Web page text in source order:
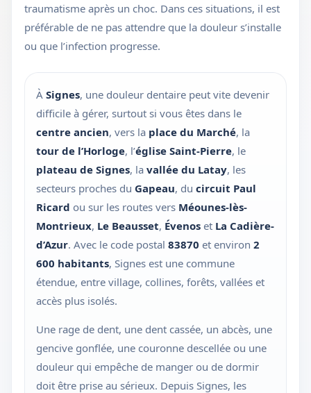
traumatisme après un choc. Dans ces situations, il est
préférable de ne pas attendre que la douleur s’installe
ou que l’infection progresse.
À Signes, une douleur dentaire peut vite devenir
difficile à gérer, surtout si vous êtes dans le
centre ancien, vers la place du Marché, la
tour de l’Horloge, l’église Saint-Pierre, le
plateau de Signes, la vallée du Latay, les
secteurs proches du Gapeau, du circuit Paul
Ricard ou sur les routes vers Méounes-lès-
Montrieux, Le Beausset, Évenos et La Cadière-
d’Azur. Avec le code postal 83870 et environ 2
600 habitants, Signes est une commune
étendue, entre village, collines, forêts, vallées et
accès plus isolés.
Une rage de dent, une dent cassée, un abcès, une
gencive gonflée, une couronne descellée ou une
douleur qui empêche de manger ou de dormir
doit être prise au sérieux. Depuis Signes, les